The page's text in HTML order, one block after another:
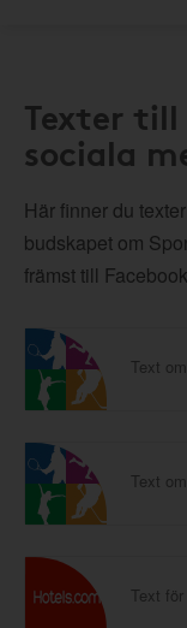
Texter
sociala
Här finner du
budskapet om
främst till
Text
Text
Text